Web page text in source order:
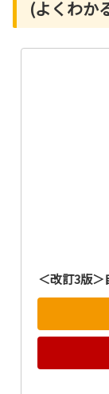
(よくわか
＜改訂3版